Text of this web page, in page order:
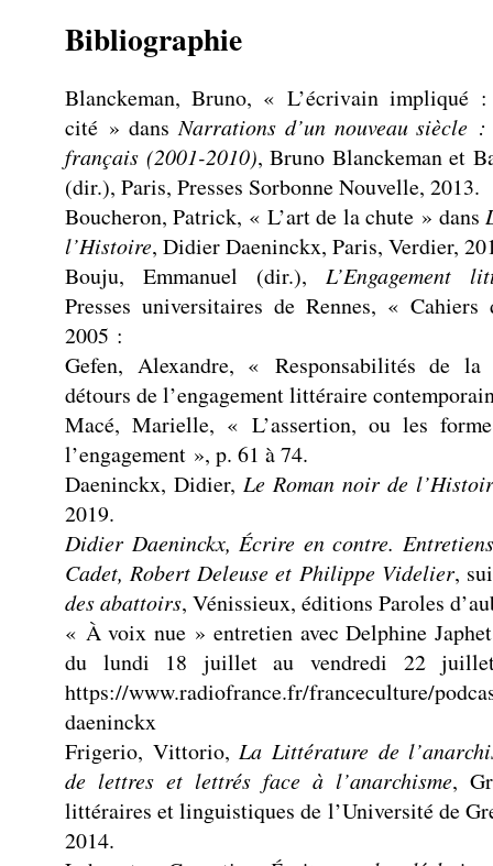
Bibliographie
Blanckeman, Bruno, « L’écrivain impliqué
cité » dansNarrations d’un nouveau siècle
français (2001-2010), Bruno Blanckeman et
(dir.), Paris, Presses Sorbonne Nouvelle, 2013.
Boucheron, Patrick, « L’art de la chute » dans
l’Histoire, Didier Daeninckx, Paris, Verdier,
Bouju, Emmanuel (dir.), L’Engagement
Presses universitaires de Rennes, «
2005 :
Gefen, Alexandre, « Responsabilités de
détours de l’engagement littéraire
Macé, Marielle, « L’assertion, ou les
l’engagement », p. 61 à 74.
Daeninckx, Didier, Le Roman noir de
2019.
Didier Daeninckx, Écrire en contre.
Cadet, Robert Deleuse et Philippe Videlier,
des abattoirs, Vénissieux, éditions Paroles
« À voix nue » entretien avec Delphine
du lundi 18 juillet au vendredi 22
https://www.radiofrance.fr/franceculture/
daeninckx
Frigerio, Vittorio,La Littérature de
de lettres et lettrés face à l’anarchisme,
littéraires et linguistiques de l’Université de
2014.